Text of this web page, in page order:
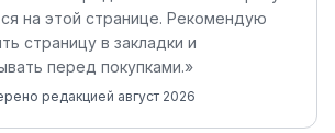
на этой странице. Рекомендую
страницу в закладки и
перед покупками.»
редакцией август 2026